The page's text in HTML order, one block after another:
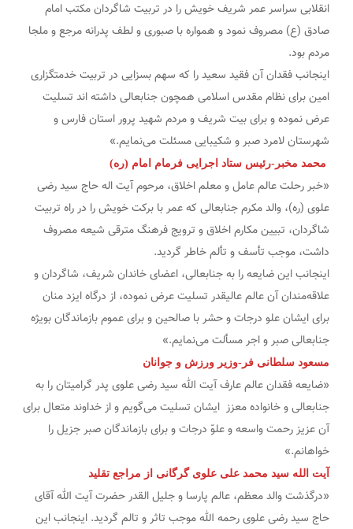
انقلابی سراسر عمر شریف خویش را در تربیت شاگردان مکتب امام
صادق (ع) مصروف نمود و همواره با صبوری و لطف پدرانه مرجع و ملجا
مردم بود.
اینجانب فقدان آن فقید سعید را که سهم بسزایی در تربیت خدمتگزاری
امین برای نظام مقدس اسلامی همچون جنابعالی داشته اند تسلیت
عرض نموده و برای بیت شریف و مردم شهید پرور استان فارس و
شهرستان لامرد صبر و شکیبایی مسئلت می‌نمایم.»
محمد مخبر-رئیس ستاد اجرایی فرمام امام (ره)
«خبر رحلت عالم عامل و معلم اخلاق، مرحوم آیت اله حاج سید رضی
علوی (ره)، والد مکرم جنابعالی که عمر با برکت خویش را در راه تربیت
شاگردان، تبیین مکارم اخلاق و ترویج فرهنگ مترقی شیعه مصروف
داشت، موجب تأسف و تألم خاطر گردید.
اینجانب این ضایعه را به جنابعالی، اعضای خاندان شریف، شاگردان و
علاقه‌مندان آن عالم عالیقدر تسلیت عرض نموده، از درگاه ایزد منان
برای ایشان علو درجات و حشر با صالحین و برای عموم بازماندگان بویژه
جنابعالی صبر و اجر مسألت می‌نمایم.»
مسعود سلطانی فر-وزیر ورزش و جوانان
«ضایعه فقدان عالم عارف آیت الله سید رضی علوی پدر گرامیتان را به
جنابعالی و خانواده معزز ایشان تسلیت می‌گویم و از خداوند متعال برای
آن عزیز رحمت واسعه و علوّ درجات و برای بازماندگان صبر جزیل را
خواهانم.»
آیت الله سید محمد علی علوی گرگانی از مراجع تقلید
«درگذشت والد معظم، عالم پارسا و جلیل القدر حضرت آیت الله آقای
حاج سید رضی علوی رحمه الله موجب تاثر و تالم گردید. اینجانب این